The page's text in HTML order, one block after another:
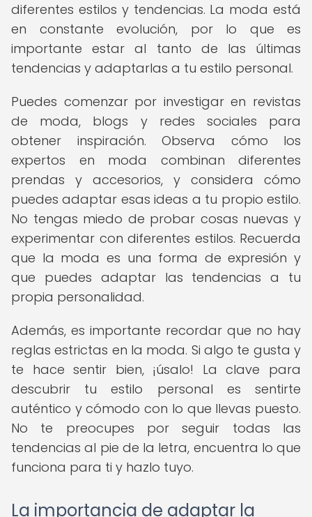
diferentes estilos y tendencias. La moda está
en constante evolución, por lo que es
importante estar al tanto de las últimas
tendencias y adaptarlas a tu estilo personal.
Puedes comenzar por investigar en revistas
de moda, blogs y redes sociales para
obtener inspiración. Observa cómo los
expertos en moda combinan diferentes
prendas y accesorios, y considera cómo
puedes adaptar esas ideas a tu propio estilo.
No tengas miedo de probar cosas nuevas y
experimentar con diferentes estilos. Recuerda
que la moda es una forma de expresión y
que puedes adaptar las tendencias a tu
propia personalidad.
Además, es importante recordar que no hay
reglas estrictas en la moda. Si algo te gusta y
te hace sentir bien, ¡úsalo! La clave para
descubrir tu estilo personal es sentirte
auténtico y cómodo con lo que llevas puesto.
No te preocupes por seguir todas las
tendencias al pie de la letra, encuentra lo que
funciona para ti y hazlo tuyo.
La importancia de adaptar la